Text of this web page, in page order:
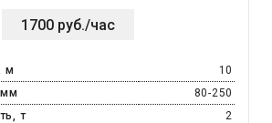
1700 руб./час
м
10
мм
80-250
т
2